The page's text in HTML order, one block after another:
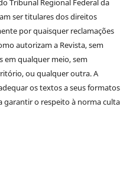
Tribunal Regional Federal da
ser titulares dos direitos
por quaisquer reclamações
autorizam a Revista, sem
em qualquer meio, sem
ou qualquer outra. A
os textos a seus formatos
garantir o respeito à norma culta